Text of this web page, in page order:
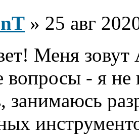
» 25 авг
Меня зовут
вопросы - я не
занимаюсь